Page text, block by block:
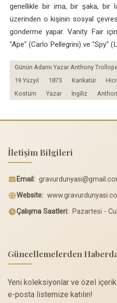
genellikle bir ima, bir şaka, bir
üzerinden o kişinin sosyal
gönderme yapar. Vanity Fair
"Ape" (Carlo Pellegrini) ve "Spy"
Günün Adamı Yazar Anthony
19.Yüzyıl
1873 Karikatür
Kostüm
Yazar İngiliz
İletişim Bilgileri
Email:
Website:
Çalışma Saatleri: Pazartesi -
Güncellemelerden
Yeni koleksiyonlar ve özel
e-posta listemize katılın!